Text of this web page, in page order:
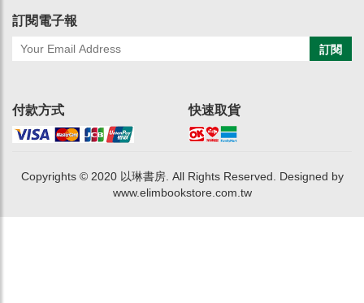
訂閱電子報
訂閱
付款方式 快速取貨
Copyrights © 2020 以琳書房. All Rights Reserved. Designed by
www.elimbookstore.com.tw